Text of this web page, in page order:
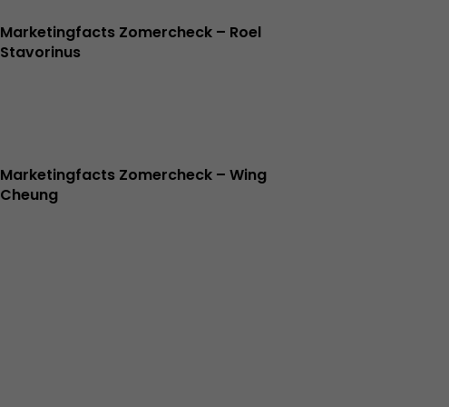
Marketingfacts Zomercheck – Roel
Stavorinus
Marketingfacts Zomercheck – Wing
Cheung